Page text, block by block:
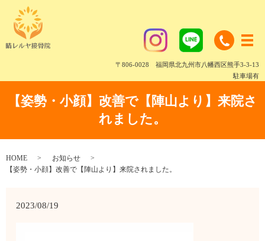
〒806-0028 福岡県北九州市八幡西区熊手3-3-13
駐車場有
【姿勢・小顔】改善で【陣山より】来院さ
れました。
HOME
お知らせ
【姿勢・小顔】改善で【陣山より】来院されました。
2023/08/19